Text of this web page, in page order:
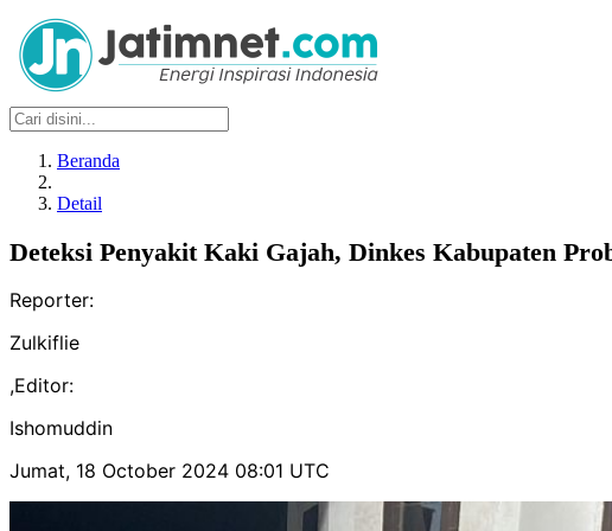
Beranda
Detail
Deteksi Penyakit Kaki Gajah, Dinkes Kabupaten
Reporter:
Zulkiflie
,Editor:
Ishomuddin
Jumat, 18 October 2024 08:01 UTC